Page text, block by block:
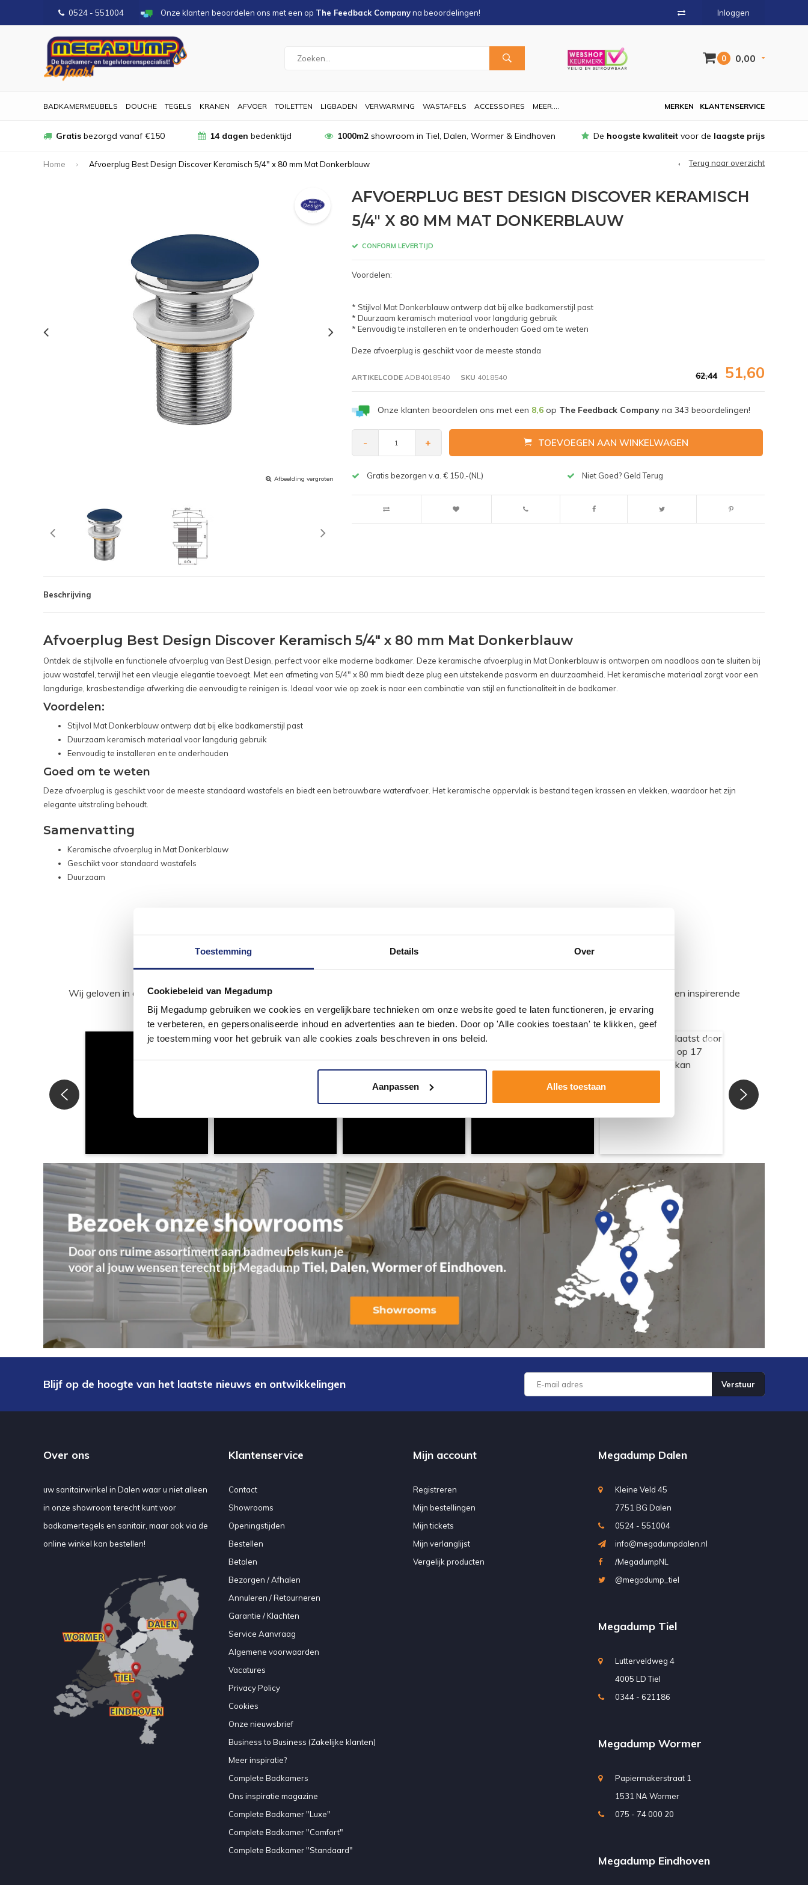
Toestemming Details Over
Cookiebeleid van Megadump
Bij Megadump gebruiken we cookies en vergelijkbare technieken om onze website goed te laten functioneren, je ervaring
te verbeteren, en gepersonaliseerde inhoud en advertenties aan te bieden. Door op 'Alle cookies toestaan' te klikken, geef
je toestemming voor het gebruik van alle cookies zoals beschreven in ons beleid.
Aanpassen Alles toestaan
0524 - 551004 Onze klanten beoordelen ons met een op The Feedback Companyna beoordelingen! Inloggen
0 0,00
BADKAMERMEUBELS DOUCHE TEGELS KRANEN AFVOER TOILETTEN LIGBADEN VERWARMING WASTAFELS ACCESSOIRES MEER.... KLANTENSERVICE
MERKEN
Gratis bezorgd vanaf €150 14 dagen bedenktijd 1000m2showroom in Tiel, Dalen, Wormer & Eindhoven De hoogste kwaliteit voor de laagste prijs
Home Afvoerplug Best Design Discover Keramisch 5/4" x 80 mm Mat Donkerblauw Terug naar overzicht
Afbeelding vergroten Afbeelding vergroten
AFVOERPLUG BEST DESIGN DISCOVER KERAMISCH
5/4" X 80 MM MAT DONKERBLAUW
CONFORM LEVERTIJD
Voordelen:
* Stijlvol Mat Donkerblauw ontwerp dat bij elke badkamerstijl past
* Duurzaam keramisch materiaal voor langdurig gebruik
* Eenvoudig te installeren en te onderhouden Goed om te weten
Deze afvoerplug is geschikt voor de meeste standa
ARTIKELCODEADB4018540 SKU 4018540 62,44 51,60
Onze klanten beoordelen ons met een 8,6op The Feedback Companyna 343 beoordelingen!
- + TOEVOEGEN AAN WINKELWAGEN
Gratis bezorgen v.a. € 150,-(NL) Niet Goed? Geld Terug
Beschrijving
Afvoerplug Best Design Discover Keramisch 5/4" x 80 mm Mat Donkerblauw
Ontdek de stijlvolle en functionele afvoerplug van Best Design, perfect voor elke moderne badkamer. Deze keramische afvoerplug in Mat Donkerblauw is ontworpen om naadloos aan te sluiten bij
jouw wastafel, terwijl het een vleugje elegantie toevoegt. Met een afmeting van 5/4" x 80 mm biedt deze plug een uitstekende pasvorm en duurzaamheid. Het keramische materiaal zorgt voor een
langdurige, krasbestendige afwerking die eenvoudig te reinigen is. Ideaal voor wie op zoek is naar een combinatie van stijl en functionaliteit in de badkamer.
Voordelen:
Stijlvol Mat Donkerblauw ontwerp dat bij elke badkamerstijl past
Duurzaam keramisch materiaal voor langdurig gebruik
Eenvoudig te installeren en te onderhouden
Goed om te weten
Deze afvoerplug is geschikt voor de meeste standaard wastafels en biedt een betrouwbare waterafvoer. Het keramische oppervlak is bestand tegen krassen en vlekken, waardoor het zijn
elegante uitstraling behoudt.
Samenvatting
Keramische afvoerplug in Mat Donkerblauw
Geschikt voor standaard wastafels
Duurzaam
#mijndroombadkamer
Wij geloven in de kracht van delen. Deel jouw badkamer op Instagram met #mijndroombadkamer en tag @megadumpnl. Samen bouwen we een inspirerende
Blijf op de hoogte van het laatste nieuws en ontwikkelingen Verstuur
Over ons
uw sanitairwinkel in Dalen waar u niet alleen
in onze showroom terecht kunt voor
badkamertegels en sanitair, maar ook via de
online winkel kan bestellen!
Klantenservice
Contact
Showrooms
Openingstijden
Bestellen
Betalen
Bezorgen / Afhalen
Annuleren / Retourneren
Garantie / Klachten
Service Aanvraag
Algemene voorwaarden
Vacatures
Privacy Policy
Cookies
Onze nieuwsbrief
Business to Business (Zakelijke klanten)
Meer inspiratie?
Complete Badkamers
Ons inspiratie magazine
Complete Badkamer "Luxe"
Complete Badkamer "Comfort"
Complete Badkamer "Standaard"
Mijn account
Registreren
Mijn bestellingen
Mijn tickets
Mijn verlanglijst
Vergelijk producten
Megadump Dalen
Kleine Veld 45
7751 BG Dalen
0524 - 551004
info@megadumpdalen.nl
/MegadumpNL
@megadump_tiel
Megadump Tiel
Lutterveldweg 4
4005 LD Tiel
0344 - 621186
Megadump Wormer
Papiermakerstraat 1
1531 NA Wormer
075 - 74 000 20
Megadump Eindhoven